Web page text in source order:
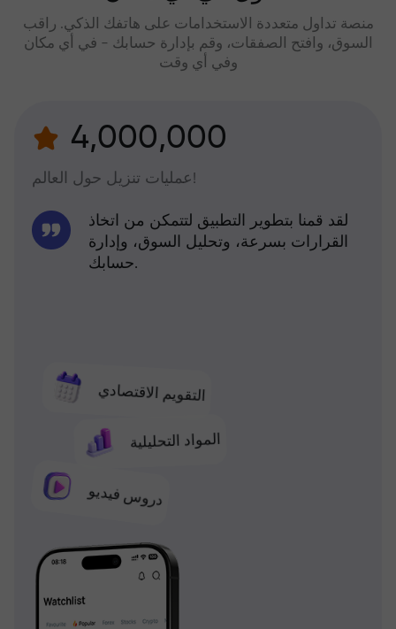
منصة تداول متعددة الاستخدامات على هاتفك الذكي. راقب
السوق، وافتح الصفقات، وقم بإدارة حسابك - في أي مكان
وفي أي وقت
4,000,000
عمليات تنزيل حول العالم!
التقويم الاقتصادي
المواد التحليلية
دروس فيديو
لقد قمنا بتطوير التطبيق لتتمكن من اتخاذ
القرارات بسرعة، وتحليل السوق، وإدارة
حسابك.